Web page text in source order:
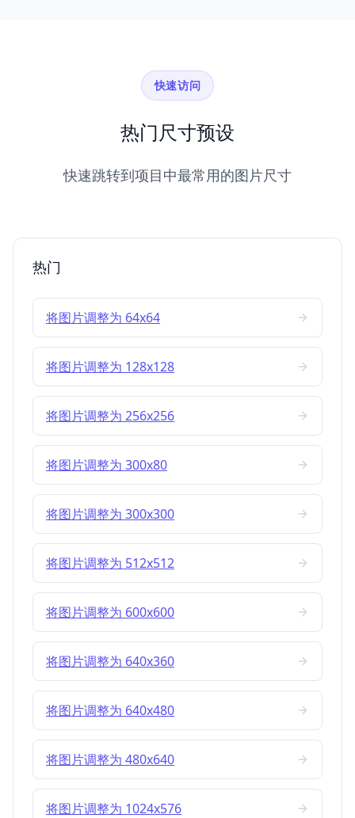
快速访问
热门尺寸预设
快速跳转到项目中最常用的图片尺寸
热门
将图片调整为 64x64
将图片调整为 128x128
将图片调整为 256x256
将图片调整为 300x80
将图片调整为 300x300
将图片调整为 512x512
将图片调整为 600x600
将图片调整为 640x360
将图片调整为 640x480
将图片调整为 480x640
将图片调整为 1024x576